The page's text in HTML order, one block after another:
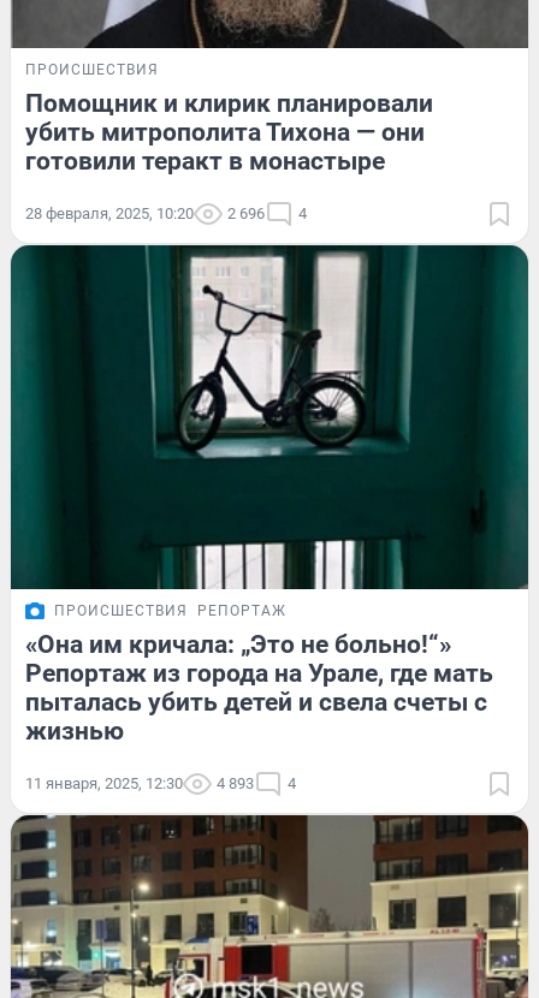
ПРОИСШЕСТВИЯ
Помощник и клирик планировали
убить митрополита Тихона — они
готовили теракт в монастыре
28 февраля, 2025, 10:20 2 696 4
ПРОИСШЕСТВИЯ РЕПОРТАЖ
«Она им кричала: „Это не больно!“»
Репортаж из города на Урале, где мать
пыталась убить детей и свела счеты с
жизнью
11 января, 2025, 12:30 4 893 4